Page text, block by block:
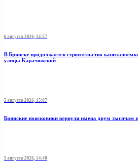
6 августа 2026, 14:27
В Брянске продолжается строительство
улицы Карачижской
5 августа 2026, 15:07
Брянские поисковики вернули имена двум тысячам
5 августа 2026, 14:48